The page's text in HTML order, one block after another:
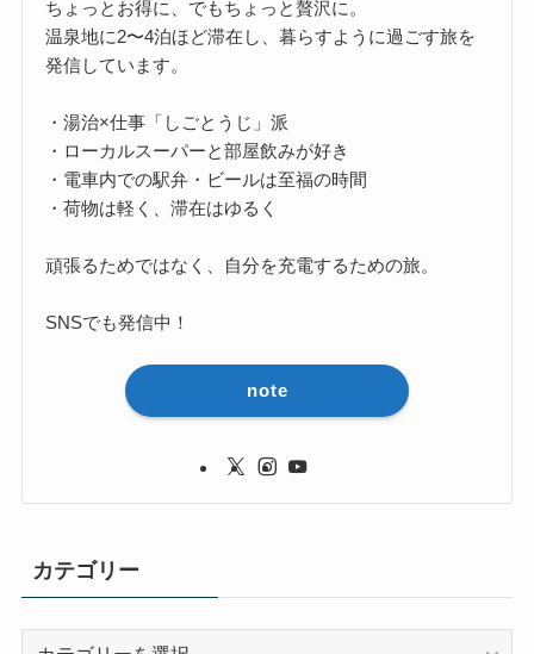
ちょっとお得に、でもちょっと贅沢に。
温泉地に2〜4泊ほど滞在し、暮らすように過ごす旅を
発信しています。
・湯治×仕事「しごとうじ」派
・ローカルスーパーと部屋飲みが好き
・電車内での駅弁・ビールは至福の時間
・荷物は軽く、滞在はゆるく
頑張るためではなく、自分を充電するための旅。
SNSでも発信中！
note
カテゴリー